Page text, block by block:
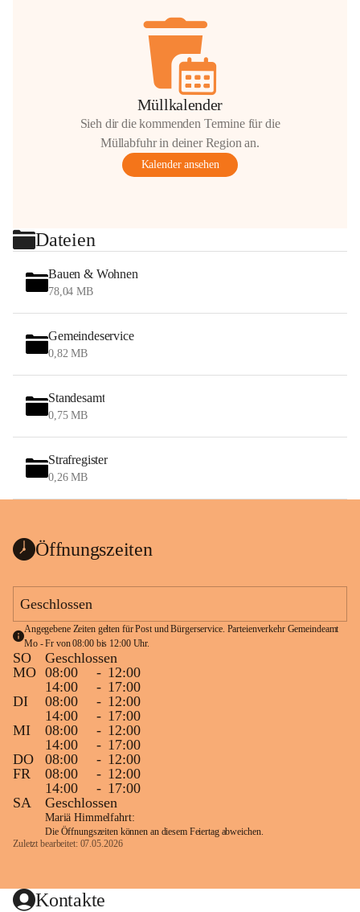
Müllkalender
Sieh dir die kommenden Termine für die
Müllabfuhr in deiner Region an.
Kalender ansehen
Dateien
Bauen & Wohnen
78,04 MB
Gemeindeservice
0,82 MB
Standesamt
0,75 MB
Strafregister
0,26 MB
Öffnungszeiten
Geschlossen
Angegebene Zeiten gelten für Post und Bürgerservice. Parteienverkehr Gemeindeamt
Mo - Fr von 08:00 bis 12:00 Uhr.
SO
Geschlossen
MO 08:00 - 12:00
14:00
- 17:00
DI
08:00 - 12:00
14:00
- 17:00
MI
08:00 - 12:00
14:00
- 17:00
DO
08:00 - 12:00
FR
08:00 - 12:00
14:00
- 17:00
SA
Geschlossen
Mariä Himmelfahrt:
Die Öffnungszeiten können an diesem Feiertag abweichen.
Zuletzt bearbeitet: 07.05.2026
Kontakte